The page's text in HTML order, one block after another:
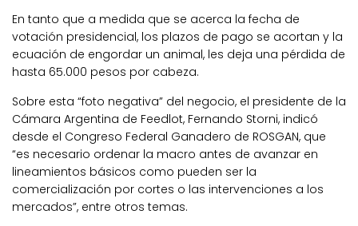
En tanto que a medida que se acerca la fecha de
votación presidencial, los plazos de pago se acortan y la
ecuación de engordar un animal, les deja una pérdida de
hasta 65.000 pesos por cabeza.
Sobre esta “foto negativa” del negocio, el presidente de la
Cámara Argentina de Feedlot, Fernando Storni, indicó
desde el Congreso Federal Ganadero de ROSGAN, que
“es necesario ordenar la macro antes de avanzar en
lineamientos básicos como pueden ser la
comercialización por cortes o las intervenciones a los
mercados”, entre otros temas.